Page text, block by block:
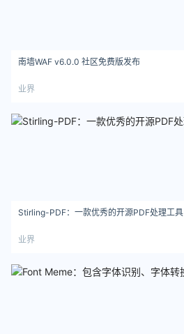
南墙WAF v6.0.0 社区免费版发布
业界
Stirling-PDF：一款优秀的开源PDF处理工具
业界